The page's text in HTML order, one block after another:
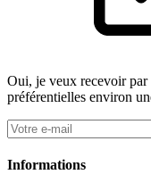
Oui, je veux recevoir par
préférentielles environ
Informations